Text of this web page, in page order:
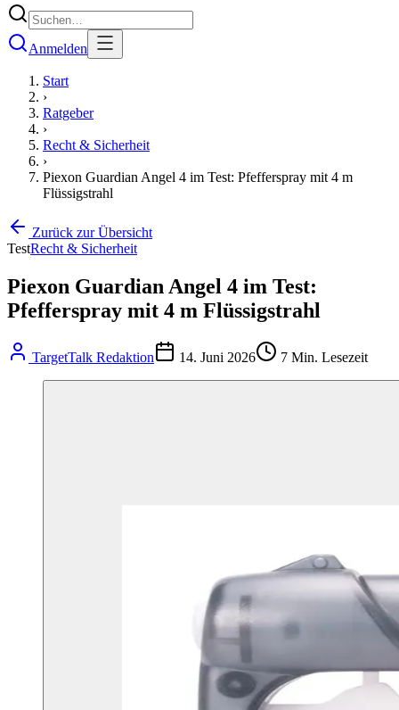
Anmelden
Start
›
Ratgeber
›
Recht & Sicherheit
›
Piexon Guardian Angel 4 im Test: Pfefferspray mit 4 m
Flüssigstrahl
Zurück zur Übersicht
TestRecht & Sicherheit
Piexon Guardian Angel 4 im Test:
Pfefferspray mit 4 m Flüssigstrahl
TargetTalk Redaktion 14. Juni 2026 7 Min. Lesezeit